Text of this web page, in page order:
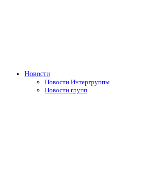
Новости
Новости Интергруппы
Новости групп